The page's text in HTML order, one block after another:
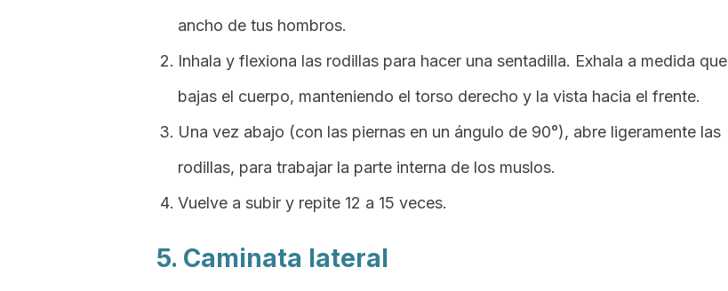
ancho de tus hombros.
Inhala y flexiona las rodillas para hacer una sentadilla. Exhala a medida que
bajas el cuerpo, manteniendo el torso derecho y la vista hacia el frente.
Una vez abajo (con las piernas en un ángulo de 90°), abre ligeramente las
rodillas, para trabajar la parte interna de los muslos.
Vuelve a subir y repite 12 a 15 veces.
5. Caminata lateral